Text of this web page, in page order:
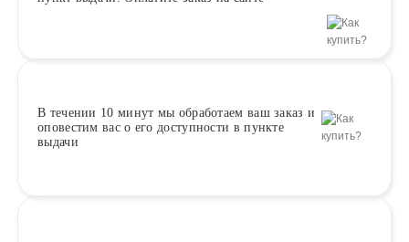
В течении 10 минут мы обработаем ваш заказ и
оповестим вас о его доступности в пункте
выдачи